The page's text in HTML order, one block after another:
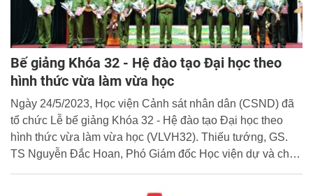
Bế giảng Khóa 32 - Hệ đào tạo Đại học theo
hình thức vừa làm vừa học
Ngày 24/5/2023, Học viện Cảnh sát nhân dân (CSND) đã
tổ chức Lễ bế giảng Khóa 32 - Hệ đào tạo Đại học theo
hình thức vừa làm vừa học (VLVH32). Thiếu tướng, GS.
TS Nguyễn Đắc Hoan, Phó Giám đốc Học viện dự và chủ